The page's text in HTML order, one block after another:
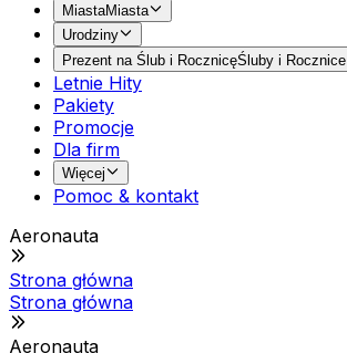
MiastaMiasta
Urodziny
Prezent na Ślub i RocznicęŚluby i Rocznice
Letnie Hity
Pakiety
Promocje
Dla firm
Więcej
Pomoc & kontakt
Aeronauta
Strona główna
Strona główna
Aeronauta